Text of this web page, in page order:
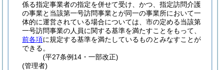
係る指定事業者の指定を併せて受け、かつ、指定訪問介護
の事業と当該第一号訪問事業とが同一の事業所において一
体的に運営されている場合については、市の定める当該第
一号訪問事業の人員に関する基準を満たすことをもって、
前各項に規定する基準を満たしているものとみなすことが
できる。
(平27条例14・一部改正)
(管理者)